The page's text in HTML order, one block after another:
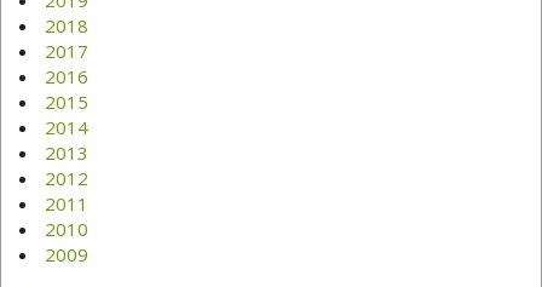
2018
2017
2016
2015
2014
2013
2012
2011
2010
2009